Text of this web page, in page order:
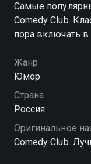
Самые
Comedy Club.
пора включать
Жанр
Юмор
Страна
Россия
Оригинальное
Comedy Club.